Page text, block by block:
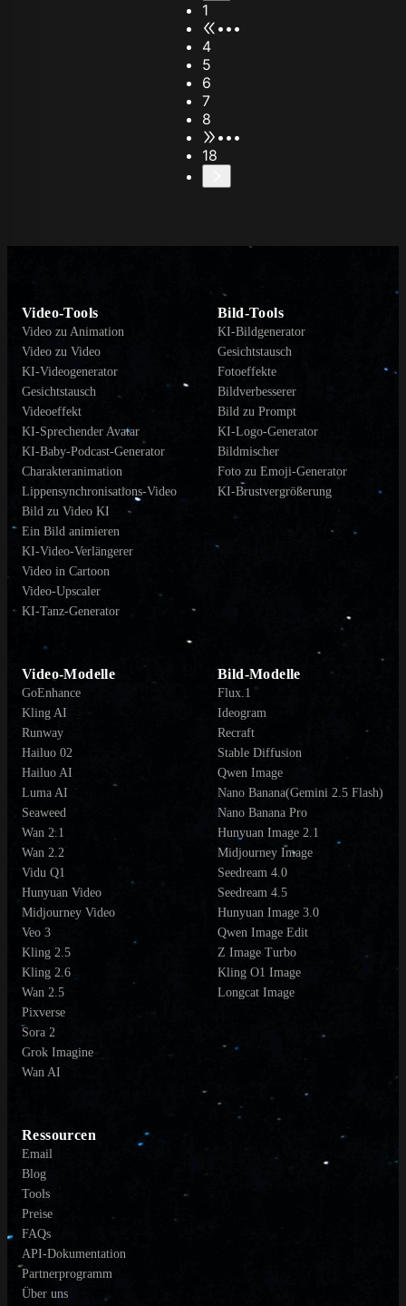
1
•••
4
5
6
7
8
•••
18
Video-Tools
Video zu Animation
Video zu Video
KI-Videogenerator
Gesichtstausch
Videoeffekt
KI-Sprechender Avatar
KI-Baby-Podcast-Generator
Charakteranimation
Lippensynchronisations-Video
Bild zu Video KI
Ein Bild animieren
KI-Video-Verlängerer
Video in Cartoon
Video-Upscaler
KI-Tanz-Generator
Bild-Tools
KI-Bildgenerator
Gesichtstausch
Fotoeffekte
Bildverbesserer
Bild zu Prompt
KI-Logo-Generator
Bildmischer
Foto zu Emoji-Generator
KI-Brustvergrößerung
Video-Modelle
GoEnhance
Kling AI
Runway
Hailuo 02
Hailuo AI
Luma AI
Seaweed
Wan 2.1
Wan 2.2
Vidu Q1
Hunyuan Video
Midjourney Video
Veo 3
Kling 2.5
Kling 2.6
Wan 2.5
Pixverse
Sora 2
Grok Imagine
Wan AI
Bild-Modelle
Flux.1
Ideogram
Recraft
Stable Diffusion
Qwen Image
Nano Banana(Gemini 2.5 Flash)
Nano Banana Pro
Hunyuan Image 2.1
Midjourney Image
Seedream 4.0
Seedream 4.5
Hunyuan Image 3.0
Qwen Image Edit
Z Image Turbo
Kling O1 Image
Longcat Image
Ressourcen
Email
Blog
Tools
Preise
FAQs
API-Dokumentation
Partnerprogramm
Über uns